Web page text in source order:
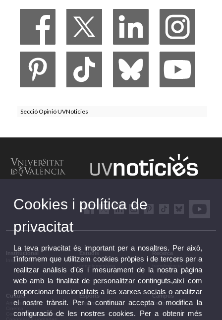
Secció Opinió UVNoticies
Institucional
Institucional
Estudis
Estudis i formació
Recerca
Recerca, innovació i
Cultura
Arts escèniques
Conferències i debats
Esports
Esports
Campus
Campus
Cookies i política de
privacitat
La teva privacitat és important per a nosaltres. Per això,
t'informem que utilitzem cookies pròpies i de tercers per a
realitzar anàlisis d'ús i mesurament de la nostra pàgina
web amb la finalitat de personalitzar continguts,així com
proporcionar funcionalitats a les xarxes socials o analitzar
el nostre trànsit. Per a continuar accepta o modifica la
configuració de les nostres cookies. Per a obtenir més